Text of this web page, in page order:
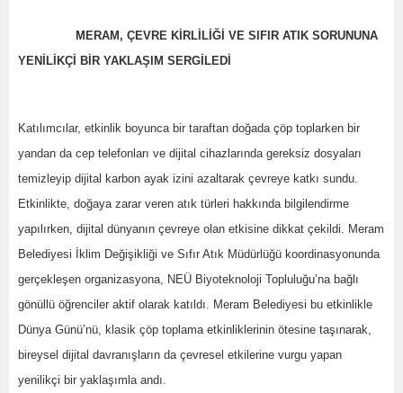
MERAM, ÇEVRE KİRLİLİĞİ VE SIFIR ATIK SORUNUNA
YENİLİKÇİ BİR YAKLAŞIM SERGİLEDİ
Katılımcılar, etkinlik boyunca bir taraftan doğada çöp toplarken bir
yandan da cep telefonları ve dijital cihazlarında gereksiz dosyaları
temizleyip dijital karbon ayak izini azaltarak çevreye katkı sundu.
Etkinlikte, doğaya zarar veren atık türleri hakkında bilgilendirme
yapılırken, dijital dünyanın çevreye olan etkisine dikkat çekildi. Meram
Belediyesi İklim Değişikliği ve Sıfır Atık Müdürlüğü koordinasyonunda
gerçekleşen organizasyona, NEÜ Biyoteknoloji Topluluğu’na bağlı
gönüllü öğrenciler aktif olarak katıldı. Meram Belediyesi bu etkinlikle
Dünya Günü’nü, klasik çöp toplama etkinliklerinin ötesine taşınarak,
bireysel dijital davranışların da çevresel etkilerine vurgu yapan
yenilikçi bir yaklaşımla andı.